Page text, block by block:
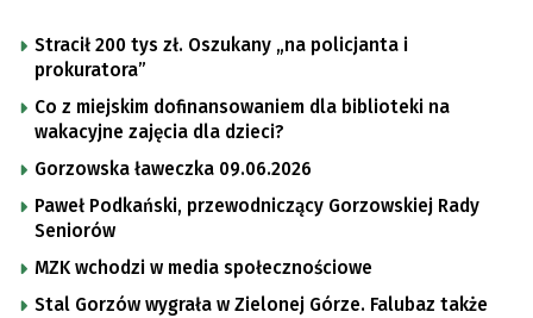
Stracił 200 tys zł. Oszukany „na policjanta i
prokuratora”
Co z miejskim dofinansowaniem dla biblioteki na
wakacyjne zajęcia dla dzieci?
Gorzowska ławeczka 09.06.2026
Paweł Podkański, przewodniczący Gorzowskiej Rady
Seniorów
MZK wchodzi w media społecznościowe
Stal Gorzów wygrała w Zielonej Górze. Falubaz także